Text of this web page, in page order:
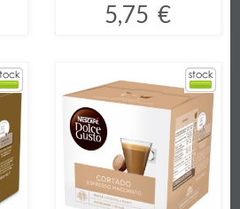
5,75 €